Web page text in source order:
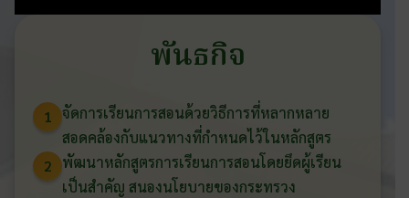
พันธกิจ
1 จัดการเรียนการสอนด้วยวิธีการที่หลากหลาย
สอดคล้องกับแนวทางที่กำหนดไว้ในหลักสูตร
2
พัฒนาหลักสูตรการเรียนการสอนโดยยึดผู้เรียน
เป็นสำคัญ สนองนโยบายของกระทรวง